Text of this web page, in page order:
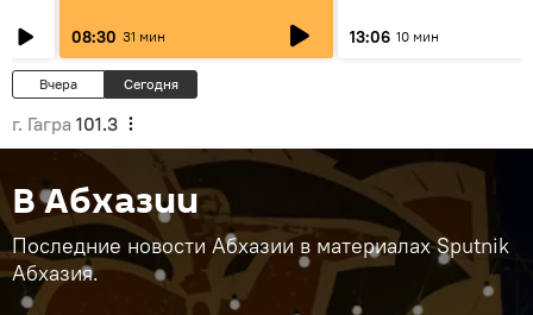
08:30 31 мин 13:06 10 мин
Вчера Сегодня
г. Гагра 101.3
В Абхазии
Последние новости Абхазии в материалах Sputnik
Абхазия.